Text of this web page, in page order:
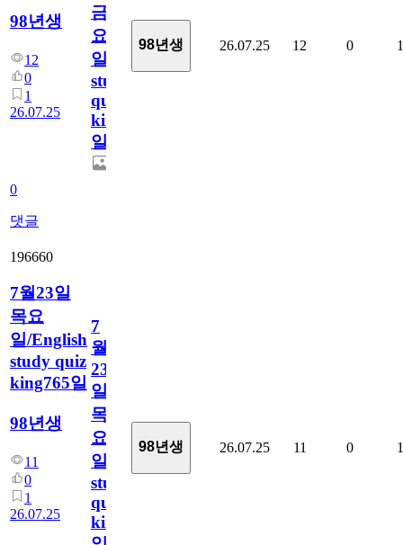
98년생
12
0
1
26.07.25
0
댓글
금
요
일/English
study
quiz
king766
일
98년생 26.07.25 12 0 1
196660
7월23일
목요
일/English
study quiz
king765일
98년생
11
0
1
26.07.25
7
월
23
일
목
요
일/English
study
quiz
king765
98년생 26.07.25 11 0 1